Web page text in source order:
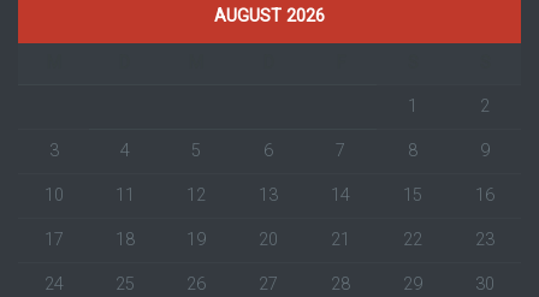
AUGUST 2026
1 2
3 4 5 6 7 8 9
10 11 12 13 14 15 16
17 18 19 20 21 22 23
24 25 26 27 28 29 30